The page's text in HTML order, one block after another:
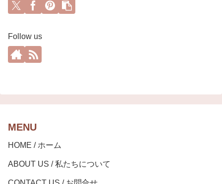
Follow us
MENU
HOME / ホーム
ABOUT US / 私たちについて